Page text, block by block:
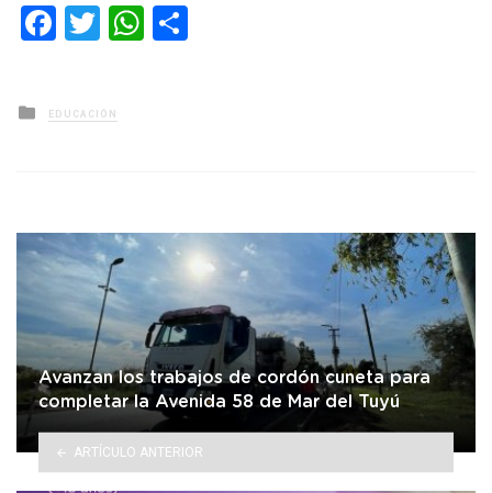
Facebook
TwitterWhatsApp
Posted
in
EDUCACIÓN
Avanzan los trabajos de cordón cuneta para
completar la Avenida 58 de Mar del Tuyú
ARTÍCULO ANTERIOR